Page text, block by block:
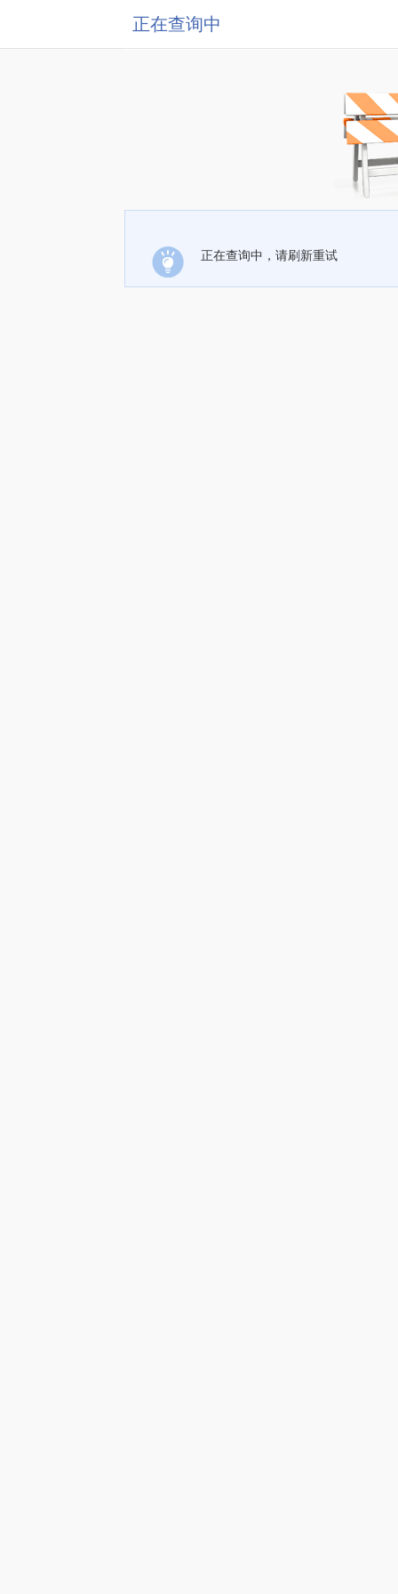
正在查询中
正在查询中，请刷新重试